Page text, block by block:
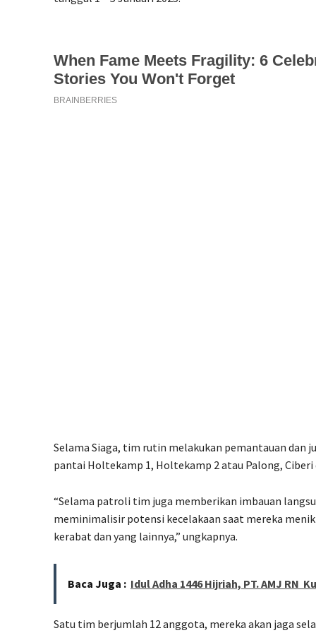
Selama Siaga, tim rutin melakukan pemantauan
pantai Holtekamp 1, Holtekamp 2 atau Palong, Ciberi
“Selama patroli tim juga memberikan imbauan
meminimalisir potensi kecelakaan saat mereka
kerabat dan yang lainnya,” ungkapnya.
Baca Juga : Idul Adha 1446 Hijriah, PT. AMJ RN
Satu tim berjumlah 12 anggota, mereka akan jaga